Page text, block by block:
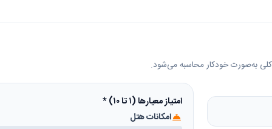
امتیاز معیارها (۱ تا ۱۰)
*
امکانات هتل